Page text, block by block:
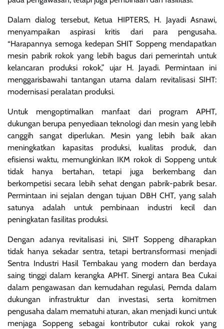
Dalam dialog tersebut, Ketua HIPTERS, H. Jayadi Asnawi,
menyampaikan aspirasi kritis dari para pengusaha.
“Harapannya semoga kedepan SHIT Soppeng mendapatkan
mesin pabrik rokok yang lebih bagus dari pemerintah untuk
kelancaran produksi rokok,” ujar H. Jayadi. Permintaan ini
menggarisbawahi tantangan utama dalam revitalisasi SIHT:
modernisasi peralatan produksi.
Untuk mengoptimalkan manfaat dari program APHT,
dukungan berupa penyediaan teknologi dan mesin yang lebih
canggih sangat diperlukan. Mesin yang lebih baik akan
meningkatkan kapasitas produksi, kualitas produk, dan
efisiensi waktu, memungkinkan IKM rokok di Soppeng untuk
tidak hanya bertahan, tetapi juga berkembang dan
berkompetisi secara lebih sehat dengan pabrik-pabrik besar.
Permintaan ini sejalan dengan tujuan DBH CHT, yang salah
satunya adalah untuk pembinaan industri kecil dan
peningkatan fasilitas produksi.
Dengan adanya revitalisasi ini, SIHT Soppeng diharapkan
tidak hanya sekadar sentra, tetapi bertransformasi menjadi
Sentra Industri Hasil Tembakau yang modern dan berdaya
saing tinggi dalam kerangka APHT. Sinergi antara Bea Cukai
dalam pengawasan dan kemudahan regulasi, Pemda dalam
dukungan infrastruktur dan investasi, serta komitmen
pengusaha dalam mematuhi aturan, akan menjadi kunci untuk
menjaga Soppeng sebagai kontributor cukai rokok yang